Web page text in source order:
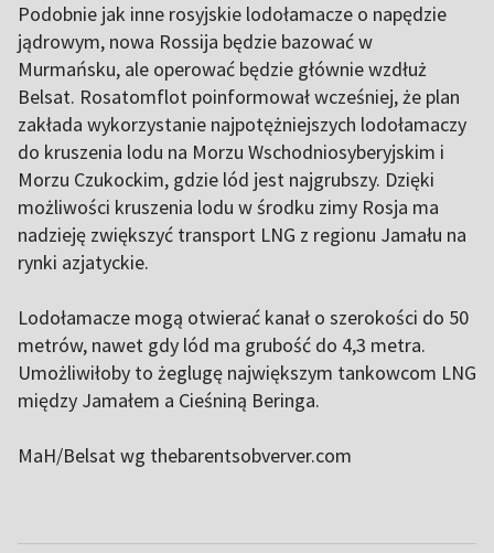
Podobnie jak inne rosyjskie lodołamacze o napędzie
jądrowym, nowa Rossija będzie bazować w
Murmańsku, ale operować będzie głównie wzdłuż
Belsat. Rosatomflot poinformował wcześniej, że plan
zakłada wykorzystanie najpotężniejszych lodołamaczy
do kruszenia lodu na Morzu Wschodniosyberyjskim i
Morzu Czukockim, gdzie lód jest najgrubszy. Dzięki
możliwości kruszenia lodu w środku zimy Rosja ma
nadzieję zwiększyć transport LNG z regionu Jamału na
rynki azjatyckie.
Lodołamacze mogą otwierać kanał o szerokości do 50
metrów, nawet gdy lód ma grubość do 4,3 metra.
Umożliwiłoby to żeglugę największym tankowcom LNG
między Jamałem a Cieśniną Beringa.
MaH/Belsat wg thebarentsobverver.com